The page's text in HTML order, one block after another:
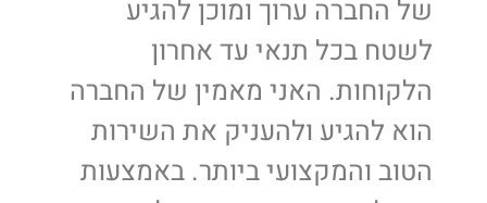
של החברה ערוך ומוכן להגיע
לשטח בכל תנאי עד אחרון
הלקוחות. האני מאמין של החברה
הוא להגיע ולהעניק את השירות
הטוב והמקצועי ביותר. באמצעות